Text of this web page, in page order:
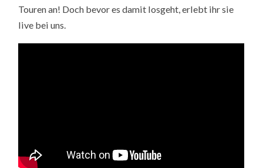
Touren an! Doch bevor es damit losgeht, erlebt ihr sie
live bei uns.